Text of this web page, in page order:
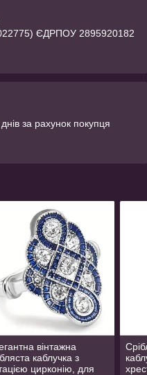
ЄДРПОУ 2895920182
за рахунок покупця
вінтажна
каблучка з
цирконію, для